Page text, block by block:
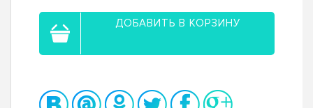
ДОБАВИТЬ В КОРЗИНУ